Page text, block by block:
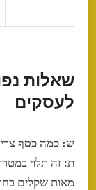
שאלות
לעסקים
ש: כמה כסף
ת: זה תלוי
מאות שקלים